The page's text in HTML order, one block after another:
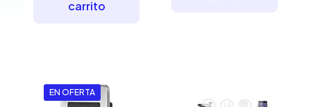
carrito
EN OFERTA